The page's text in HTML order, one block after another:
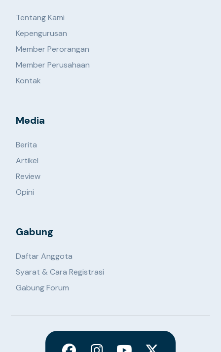
Tentang Kami
Kepengurusan
Member Perorangan
Member Perusahaan
Kontak
Media
Berita
Artikel
Review
Opini
Gabung
Daftar Anggota
Syarat & Cara Registrasi
Gabung Forum